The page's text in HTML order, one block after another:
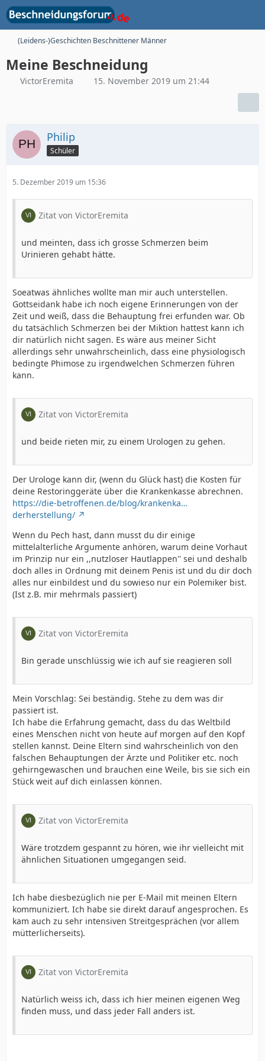
(Leidens-)Geschichten Beschnittener Männer
Meine Beschneidung
VictorEremita 15. November 2019 um 21:44
Philip
Schüler
5. Dezember 2019 um 15:36
Zitat von VictorEremita
und meinten, dass ich grosse Schmerzen beim
Urinieren gehabt hätte.
Soeatwas ähnliches wollte man mir auch unterstellen.
Gottseidank habe ich noch eigene Erinnerungen von der
Zeit und weiß, dass die Behauptung frei erfunden war. Ob
du tatsächlich Schmerzen bei der Miktion hattest kann ich
dir natürlich nicht sagen. Es wäre aus meiner Sicht
allerdings sehr unwahrscheinlich, dass eine physiologisch
bedingte Phimose zu irgendwelchen Schmerzen führen
kann.
Zitat von VictorEremita
und beide rieten mir, zu einem Urologen zu gehen.
Der Urologe kann dir, (wenn du Glück hast) die Kosten für
deine Restoringgeräte über die Krankenkasse abrechnen.
https://die-betroffenen.de/blog/krankenka…
derherstellung/
Wenn du Pech hast, dann musst du dir einige
mittelalterliche Argumente anhören, warum deine Vorhaut
im Prinzip nur ein ,,nutzloser Hautlappen'' sei und deshalb
doch alles in Ordnung mit deinem Penis ist und du dir doch
alles nur einbildest und du sowieso nur ein Polemiker bist.
(Ist z.B. mir mehrmals passiert)
Zitat von VictorEremita
Bin gerade unschlüssig wie ich auf sie reagieren soll
Mein Vorschlag: Sei beständig. Stehe zu dem was dir
passiert ist.
Ich habe die Erfahrung gemacht, dass du das Weltbild
eines Menschen nicht von heute auf morgen auf den Kopf
stellen kannst. Deine Eltern sind wahrscheinlich von den
falschen Behauptungen der Ärzte und Politiker etc. noch
gehirngewaschen und brauchen eine Weile, bis sie sich ein
Stück weit auf dich einlassen können.
Zitat von VictorEremita
Wäre trotzdem gespannt zu hören, wie ihr vielleicht mit
ähnlichen Situationen umgegangen seid.
Ich habe diesbezüglich nie per E-Mail mit meinen Eltern
kommuniziert. Ich habe sie direkt darauf angesprochen. Es
kam auch zu sehr intensiven Streitgesprächen (vor allem
mütterlicherseits).
Zitat von VictorEremita
Natürlich weiss ich, dass ich hier meinen eigenen Weg
finden muss, und dass jeder Fall anders ist.